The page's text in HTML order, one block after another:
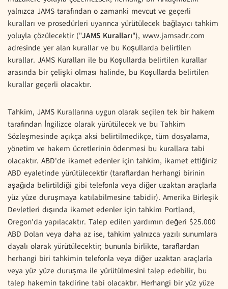
yalnızca JAMS tarafından o zamanki mevcut ve geçerli
kuralları ve prosedürleri uyarınca yürütülecek bağlayıcı tahkim
yoluyla çözülecektir ("JAMS Kuralları"), www.jamsadr.com
adresinde yer alan kurallar ve bu Koşullarda belirtilen
kurallar. JAMS Kuralları ile bu Koşullarda belirtilen kurallar
arasında bir çelişki olması halinde, bu Koşullarda belirtilen
kurallar geçerli olacaktır.
Tahkim, JAMS Kurallarına uygun olarak seçilen tek bir hakem
tarafından İngilizce olarak yürütülecek ve bu Tahkim
Sözleşmesinde açıkça aksi belirtilmedikçe, tüm dosyalama,
yönetim ve hakem ücretlerinin ödenmesi bu kurallara tabi
olacaktır. ABD'de ikamet edenler için tahkim, ikamet ettiğiniz
ABD eyaletinde yürütülecektir (taraflardan herhangi birinin
aşağıda belirtildiği gibi telefonla veya diğer uzaktan araçlarla
yüz yüze duruşmaya katılabilmesine tabidir). Amerika Birleşik
Devletleri dışında ikamet edenler için tahkim Portland,
Oregon'da yapılacaktır. Talep edilen yardımın değeri $25.000
ABD Doları veya daha az ise, tahkim yalnızca yazılı sunumlara
dayalı olarak yürütülecektir; bununla birlikte, taraflardan
herhangi biri tahkimin telefonla veya diğer uzaktan araçlarla
veya yüz yüze duruşma ile yürütülmesini talep edebilir, bu
talep hakemin takdirine tabi olacaktır. Herhangi bir yüz yüze